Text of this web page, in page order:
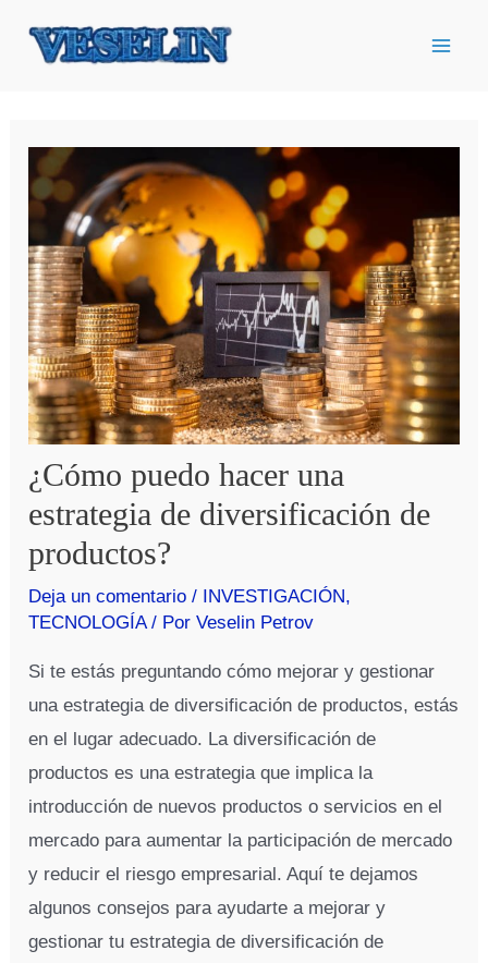
¿Cómo puedo hacer una
estrategia de diversificación de
productos?
Deja un comentario / INVESTIGACIÓN,
TECNOLOGÍA/ PorVeselin Petrov
Si te estás preguntando cómo mejorar y gestionar
una estrategia de diversificación de productos, estás
en el lugar adecuado. La diversificación de
productos es una estrategia que implica la
introducción de nuevos productos o servicios en el
mercado para aumentar la participación de mercado
y reducir el riesgo empresarial. Aquí te dejamos
algunos consejos para ayudarte a mejorar y
gestionar tu estrategia de diversificación de